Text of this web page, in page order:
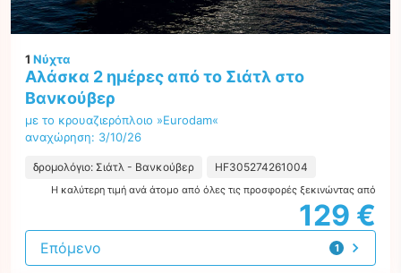
1 Νύχτα
Αλάσκα 2 ημέρες από το Σιάτλ στο
Βανκούβερ
με το κρουαζιερόπλοιο »Eurodam«
αναχώρηση: 3/10/26
δρομολόγιο: Σιάτλ - Βανκούβερ HF305274261004
Η καλύτερη τιμή ανά άτομο από όλες τις προσφορές ξεκινώντας από
129 €
1
προσφορά
Επόμενο